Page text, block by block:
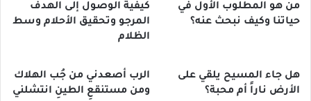
من هو المطلوب الأول في
حياتنا وكيف نبحث عنه؟
كيفية الوصول إلى الهدف
المرجو وتحقيق الأحلام وسط
الظلام
هل جاء المسيح يلقي على
الأرض ناراً أم محبة؟
الرب أصعدني من جُب الهلاك
ومن مستنقعِ الطينِ انتشلني